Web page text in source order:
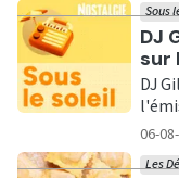
DJ
sur
Sous
DJ
06-
Les